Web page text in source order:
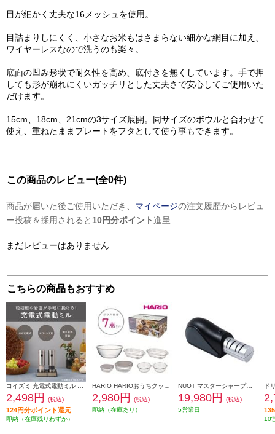
目が細かく丈夫な16メッシュを使用。
目詰まりしにくく、小さなお米もはさまらない細かな網目に加え、
ワイヤーレスなので洗うのも楽々。
底面の凹み形状で耐久性を高め、底付きを無くしています。手で押
しても形が崩れにくいガッチリとした丈夫さで安心してご使用いた
だけます。
15cm、18cm、21cmの3サイズ展開。同サイズのボウルと合わせて
使え、重ねたままプレートをフタとして使う事もできます。
この商品のレビュー(全0件)
商品が届いた後ご使用いただき、 マイページの注文履歴からレビュ
ー投稿＆採用されると 10円分ポイント進呈
まだレビューはありません
こちらの商品もおすすめ
2,498円 (税込)
124円分ポイント還元
即納（在庫残りわずか）
2,980円
(税込)
即納（在庫あり）
NUOT マスターシャープナープロ 電動式コードレスシャープナー 包丁研ぎ MSP-01
19,980円
(税込)
5営業日
10